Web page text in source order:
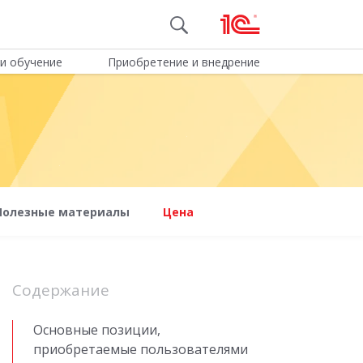
обучение Приобретение и внедрение
материалы Цена
Содержание
Основные позиции,
приобретаемые пользователями